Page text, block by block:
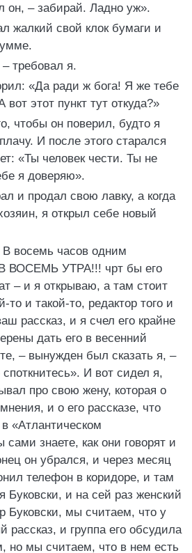
он, – забирай. Ладно уж».
жалкий свой клок бумаги и
требовал я.
«Да ради ж бога! Я же тебе
этот пункт тут откуда?»
чтобы он поверил, будто я
И после этого старался
«Ты человек чести. Ты не
я доверяю».
и продал свою лавку, а когда
я открыл себе новый
восемь часов одним
ВОСЕМЬ УТРА!!! чрт бы его
– и я открываю, а там стоит
то и такой-то, редактор того и
рассказ, и я счел его крайне
дать его в весенний
– вынужден был сказать я, –
И вот сидел я,
про свою жену, которая о
и о его рассказе, что
в «Атлантическом
знаете, как они говорят и
он убрался, и через месяц
телефон в коридоре, и там
Буковски, и на сей раз женский
Буковски, мы считаем, что у
рассказ, и группа его обсудила
но мы считаем, что в нем есть